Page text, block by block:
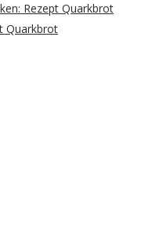
Rezept Quarkbrot
Quarkbrot